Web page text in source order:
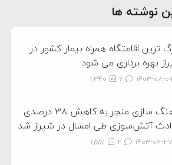
نوشته ها
ترین اقامتگاه همراه بیمار کشور در
بهره برداری می شود
۱۴۰۳-۰۸-۰۹ 1,340
فرهنگ سازی منجر به کاهش ۳۸ درصدی
آتش‌سوزی طی امسال در شیراز شد
۱۴۰۳-۰۶-۲۷ 1,551